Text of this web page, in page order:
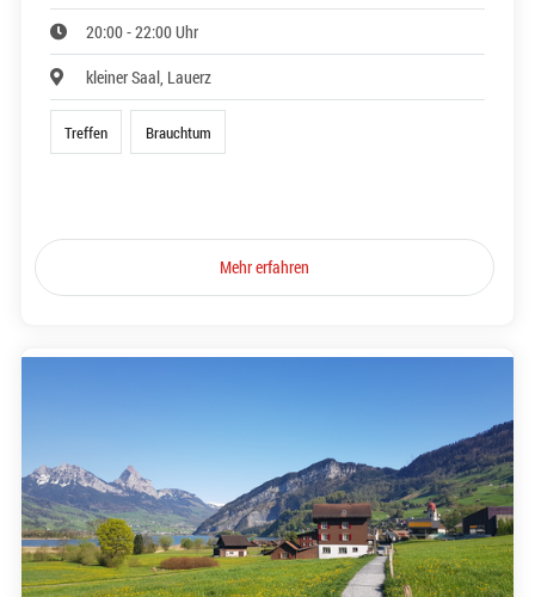
20:00 - 22:00 Uhr
kleiner Saal, Lauerz
Treffen Brauchtum
Mehr erfahren